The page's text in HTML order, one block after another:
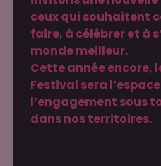
ceux qui souhaitent
faire, à célébrer et à
monde meilleur.
Cette année encore,
Festival sera
l’engagement sous
dans nos territoires.